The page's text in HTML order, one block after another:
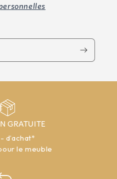
GRATUITE
d’achat*
le meuble